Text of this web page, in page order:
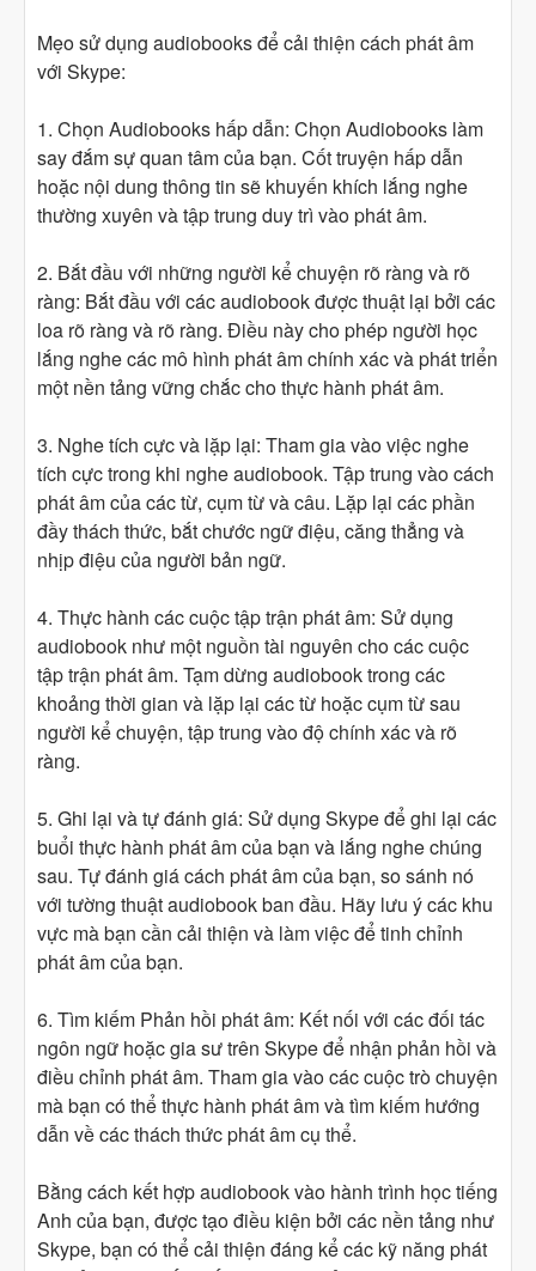
Mẹo sử dụng audiobooks để cải thiện cách phát âm
với Skype:
1. Chọn Audiobooks hấp dẫn: Chọn Audiobooks làm
say đắm sự quan tâm của bạn. Cốt truyện hấp dẫn
hoặc nội dung thông tin sẽ khuyến khích lắng nghe
thường xuyên và tập trung duy trì vào phát âm.
2. Bắt đầu với những người kể chuyện rõ ràng và rõ
ràng: Bắt đầu với các audiobook được thuật lại bởi các
loa rõ ràng và rõ ràng. Điều này cho phép người học
lắng nghe các mô hình phát âm chính xác và phát triển
một nền tảng vững chắc cho thực hành phát âm.
3. Nghe tích cực và lặp lại: Tham gia vào việc nghe
tích cực trong khi nghe audiobook. Tập trung vào cách
phát âm của các từ, cụm từ và câu. Lặp lại các phần
đầy thách thức, bắt chước ngữ điệu, căng thẳng và
nhịp điệu của người bản ngữ.
4. Thực hành các cuộc tập trận phát âm: Sử dụng
audiobook như một nguồn tài nguyên cho các cuộc
tập trận phát âm. Tạm dừng audiobook trong các
khoảng thời gian và lặp lại các từ hoặc cụm từ sau
người kể chuyện, tập trung vào độ chính xác và rõ
ràng.
5. Ghi lại và tự đánh giá: Sử dụng Skype để ghi lại các
buổi thực hành phát âm của bạn và lắng nghe chúng
sau. Tự đánh giá cách phát âm của bạn, so sánh nó
với tường thuật audiobook ban đầu. Hãy lưu ý các khu
vực mà bạn cần cải thiện và làm việc để tinh chỉnh
phát âm của bạn.
6. Tìm kiếm Phản hồi phát âm: Kết nối với các đối tác
ngôn ngữ hoặc gia sư trên Skype để nhận phản hồi và
điều chỉnh phát âm. Tham gia vào các cuộc trò chuyện
mà bạn có thể thực hành phát âm và tìm kiếm hướng
dẫn về các thách thức phát âm cụ thể.
Bằng cách kết hợp audiobook vào hành trình học tiếng
Anh của bạn, được tạo điều kiện bởi các nền tảng như
Skype, bạn có thể cải thiện đáng kể các kỹ năng phát